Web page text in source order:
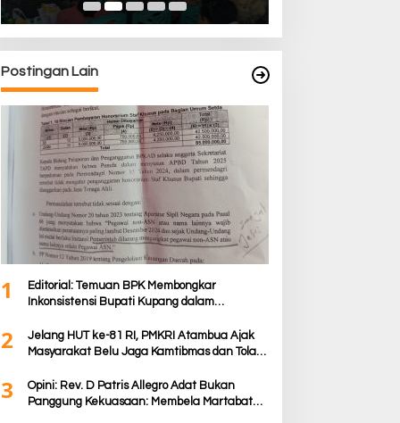
Postingan Lain
1
Editorial: Temuan BPK Membongkar
Inkonsistensi Bupati Kupang dalam
2
Jelang HUT ke-81 RI, PMKRI Atambua Ajak
Masyarakat Belu Jaga Kamtibmas dan Tolak
3
Opini: Rev. D Patris Allegro Adat Bukan
Panggung Kekuasaan: Membela Martabat